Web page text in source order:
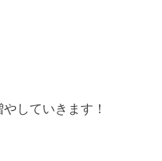
していきます！